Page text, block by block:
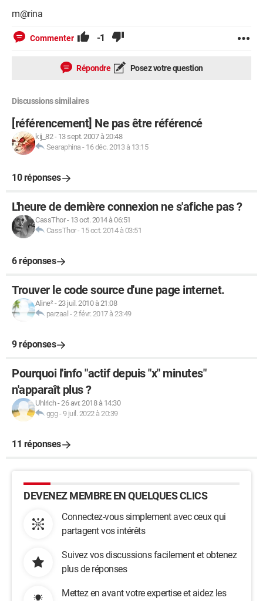
m@rina
Commenter -1
Répondre Posez votre question
Discussions similaires
[référencement] Ne pas être référencé
kij_82- 13 sept. 2007 à 20:48
Searaphina - 16 déc. 2013 à 13:15
10 réponses
L'heure de dernière connexion ne s'afiche pas ?
CassThor- 13 oct. 2014 à 06:51
CassThor- 15 oct. 2014 à 03:51
6 réponses
Trouver le code source d'une page internet.
Aline²-23 juil. 2010 à 21:08
parzaal -2 févr. 2017 à 23:49
9 réponses
Pourquoi l'info "actif depuis "x" minutes"
n'apparaît plus ?
Uhlrich-26 avr. 2018 à 14:30
ggg-9 juil. 2022 à 20:39
11 réponses
DEVENEZ MEMBRE EN QUELQUES CLICS
Connectez-vous simplement avec ceux qui
partagent vos intérêts
Suivez vos discussions facilement et obtenez
plus de réponses
Mettez en avant votre expertise et aidez les